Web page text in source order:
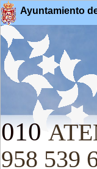
Ayuntamiento
010
958 539